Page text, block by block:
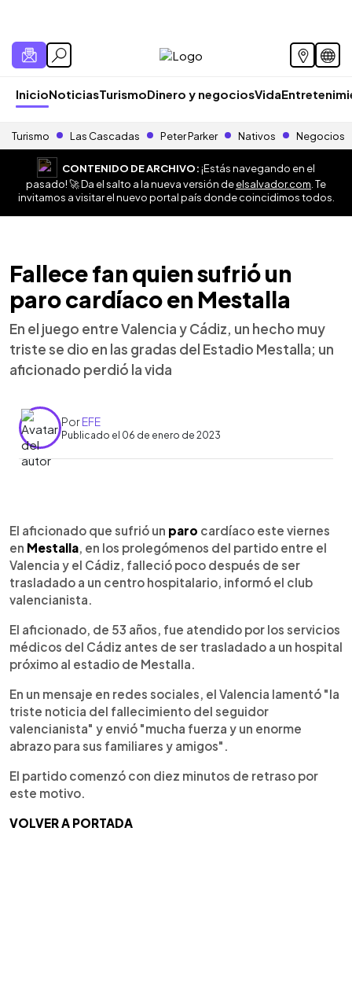
InicioNoticiasTurismoDinero y negociosVida
Turismo Las Cascadas Peter Parker Nativos Negocios
CONTENIDO DE ARCHIVO:¡Estás navegando en el
pasado! 🚀 Da el salto a la nueva versión deelsalvador.com . Te
invitamos a visitar el nuevo portal país donde coincidimos todos.
Fallece fan quien sufrió un
paro cardíaco en Mestalla
En el juego entre Valencia y Cádiz, un hecho muy
triste se dio en las gradas del Estadio Mestalla; un
aficionado perdió la vida
PorEFE
Publicado el 06 de enero de 2023
► Escuchar artículo
El aficionado que sufrió un paro cardíaco este viernes
en Mestalla, en los prolegómenos del partido entre el
Valencia y el Cádiz, falleció poco después de ser
trasladado a un centro hospitalario, informó el club
valencianista.
El aficionado, de 53 años, fue atendido por los servicios
médicos del Cádiz antes de ser trasladado a un hospital
próximo al estadio de Mestalla.
En un mensaje en redes sociales, el Valencia lamentó "la
triste noticia del fallecimiento del seguidor
valencianista" y envió "mucha fuerza y un enorme
abrazo para sus familiares y amigos".
El partido comenzó con diez minutos de retraso por
este motivo.
VOLVER A PORTADA